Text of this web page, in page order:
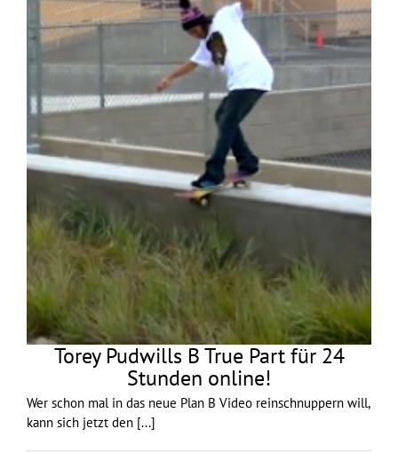
Torey Pudwills B True Part für 24
Stunden online!
Wer schon mal in das neue Plan B Video reinschnuppern will,
kann sich jetzt den [...]